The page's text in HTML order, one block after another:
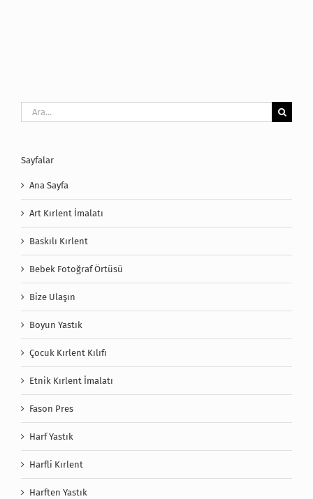
Ara:
Sayfalar
Ana Sayfa
Art Kırlent İmalatı
Baskılı Kırlent
Bebek Fotoğraf Örtüsü
Bize Ulaşın
Boyun Yastık
Çocuk Kırlent Kılıfı
Etnik Kırlent İmalatı
Fason Pres
Harf Yastık
Harfli Kırlent
Harften Yastık